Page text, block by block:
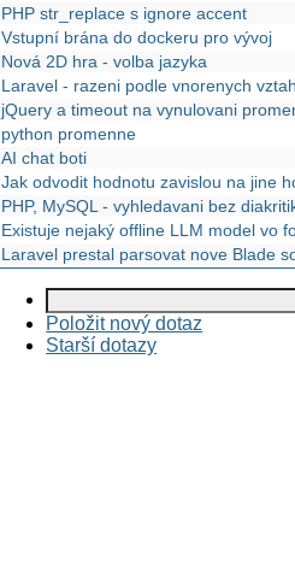
PHP str_replace s ignore accent
Vstupní brána do dockeru pro vývoj
Nová 2D hra - volba jazyka
Laravel - razeni podle vnorenych
jQuery a timeout na vynulovani
python promenne
AI chat boti
Jak odvodit hodnotu zavislou na jine
PHP, MySQL - vyhledavani bez
Existuje nejaký offline LLM model vo
Laravel prestal parsovat nove Blade
Položit nový dotaz
Starší dotazy